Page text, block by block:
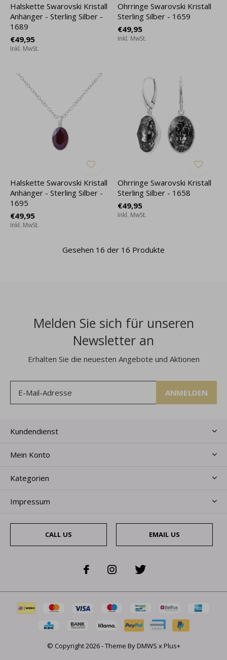
Halskette Swarovski Kristall
Anhänger - Sterling Silber -
1689
€49,95
Inkl. MwSt.
Ohrringe Swarovski Kristall
Sterling Silber - 1659
€49,95
Inkl. MwSt.
Halskette Swarovski Kristall
Anhänger - Sterling Silber -
1695
€49,95
Inkl. MwSt.
Ohrringe Swarovski Kristall
Sterling Silber - 1658
€49,95
Inkl. MwSt.
Gesehen 16 der 16 Produkte
Melden Sie sich für unseren
Newsletter an
Erhalten Sie die neuesten Angebote und Aktionen
ANMELDEN
Kundendienst
Mein Konto
Kategorien
Impressum
CALL US EMAIL US
© Copyright2026- Theme ByDMWS xPlus+